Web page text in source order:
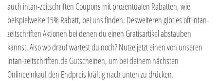
auch intan-zeitschriften Coupons mit prozentualen Rabatten, wie
beispielweise 15% Rabatt, bei uns finden. Desweiteren gibt es oft intan-
zeitschriften Aktionen bei denen du einen Gratisartikel abstauben
kannst. Also wo drauf wartest du noch? Nutze jetzt einen von unseren
intan-zeitschriften.de Gutscheinen, um bei deinem nächsten
Onlineeinkauf den Endpreis kräftig nach unten zu drücken.